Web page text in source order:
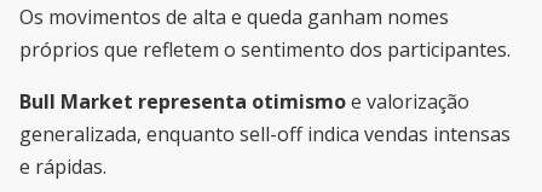
Os movimentos de alta e queda ganham nomes
próprios que refletem o sentimento dos participantes.
Bull Market representa otimismoe valorização
generalizada, enquanto sell-off indica vendas intensas
e rápidas.